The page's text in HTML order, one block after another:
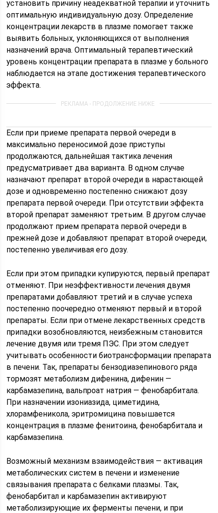
установить причину неадекватной терапии и уточнить
оптимальную индивидуальную дозу. Определение
концентрации лекарств в плазме помогает также
выявить больных, уклоняющихся от выполнения
назначений врача. Оптимальный терапевтический
уровень концентрации препарата в плазме у больного
наблюдается на этапе достижения терапевтического
эффекта.
Если при приеме препарата первой очереди в
максимально переносимой дозе приступы
продолжаются, дальнейшая тактика лечения
предусматривает два варианта. В одном случае
назначают препарат второй очереди в нарастающей
дозе и одновременно постепенно снижают дозу
препарата первой очереди. При отсутствии эффекта
второй препарат заменяют третьим. В другом случае
продолжают прием препарата первой очереди в
прежней дозе и добавляют препарат второй очереди,
постепенно увеличивая его дозу.
Если при этом припадки купируются, первый препарат
отменяют. При неэффективности лечения двумя
препаратами добавляют третий и в случае успеха
постепенно поочередно отменяют первый и второй
препараты. Если при отмене лекарственных средств
припадки возобновляются, неизбежным становится
лечение двумя или тремя ПЭС. При этом следует
учитывать особенности биотрансформации препарата
в печени. Так, препараты бензодиазепинового ряда
тормозят метаболизм дифенина, дифенин —
карбамазепина, вальпроат натрия — фенобарбитала.
При назначении изониазида, циметидина,
хлорамфеникола, эритромицина повышается
концентрация в плазме фенитоина, фенобарбитала и
карбамазепина.
Возможный механизм взаимодействия — активация
метаболических систем в печени и изменение
связывания препарата с белками плазмы. Так,
фенобарбитал и карбамазепин активируют
метаболизирующие их ферменты печени, и при